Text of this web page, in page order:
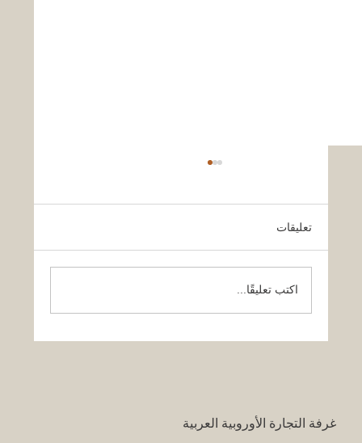
تعليقات
اكتب تعليقًا...
غرفة التجارة الأوروبية العربية